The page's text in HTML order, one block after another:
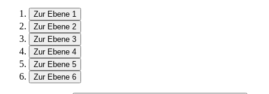
Zur Ebene 1
Zur Ebene 2
Zur Ebene 3
Zur Ebene 4
Zur Ebene 5
Zur Ebene 6